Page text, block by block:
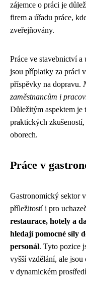
zájemce o práci je
firem a úřadu práce,
zveřejňovány.
Práce ve stavebnictví
jsou příplatky za práci
příspěvky na dopravu.
zaměstnancům i
Důležitým aspektem je
praktických
oborech.
Práce v
Gastronomický sektor
příležitostí i pro
restaurace, hotely a
hledají pomocné síly
personál. Tyto pozice
vyšší vzdělání, ale jsou
v dynamickém